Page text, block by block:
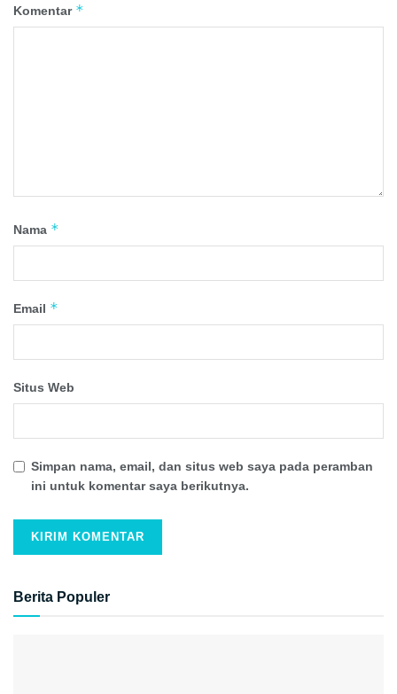
Komentar *
Nama *
Email *
Situs Web
Simpan nama, email, dan situs web saya pada peramban
ini untuk komentar saya berikutnya.
Berita Populer